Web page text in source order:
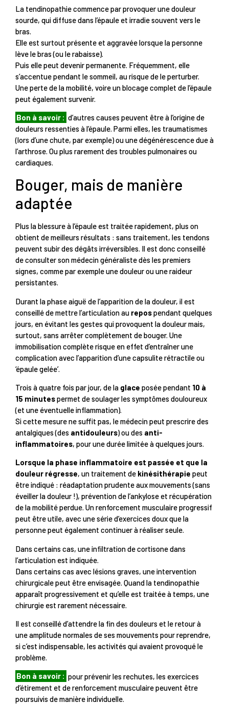
La tendinopathie commence par provoquer une douleur
sourde, qui diffuse dans l’épaule et irradie souvent vers le
bras.
Elle est surtout présente et aggravée lorsque la personne
lève le bras (ou le rabaisse).
Puis elle peut devenir permanente. Fréquemment, elle
s’accentue pendant le sommeil, au risque de le perturber.
Une perte de la mobilité, voire un blocage complet de l’épaule
peut également survenir.
Bon à savoir : d’autres causes peuvent être à l’origine de
douleurs ressenties à l’épaule. Parmi elles, les traumatismes
(lors d’une chute, par exemple) ou une dégénérescence due à
l’arthrose. Ou plus rarement des troubles pulmonaires ou
cardiaques.
Bouger, mais de manière
adaptée
Plus la blessure à l’épaule est traitée rapidement, plus on
obtient de meilleurs résultats : sans traitement, les tendons
peuvent subir des dégâts irréversibles. Il est donc conseillé
de consulter son médecin généraliste dès les premiers
signes, comme par exemple une douleur ou une raideur
persistantes.
Durant la phase aiguë de l’apparition de la douleur, il est
conseillé de mettre l’articulation au repospendant quelques
jours, en évitant les gestes qui provoquent la douleur mais,
surtout, sans arrêter complètement de bouger. Une
immobilisation complète risque en effet d’entraîner une
complication avec l’apparition d’une capsulite rétractile ou
‘épaule gelée’.
Trois à quatre fois par jour, de la glace posée pendant 10 à
15 minutespermet de soulager les symptômes douloureux
(et une éventuelle inflammation).
Si cette mesure ne suffit pas, le médecin peut prescrire des
antalgiques (des antidouleurs) ou des anti-
inflammatoires, pour une durée limitée à quelques jours.
Lorsque la phase inflammatoire est passée et que la
douleur régresse, un traitement de kinésithérapie peut
être indiqué : réadaptation prudente aux mouvements (sans
éveiller la douleur !), prévention de l’ankylose et récupération
de la mobilité perdue. Un renforcement musculaire progressif
peut être utile, avec une série d’exercices doux que la
personne peut également continuer à réaliser seule.
Dans certains cas, une infiltration de cortisone dans
l’articulation est indiquée.
Dans certains cas avec lésions graves, une intervention
chirurgicale peut être envisagée. Quand la tendinopathie
apparaît progressivement et qu’elle est traitée à temps, une
chirurgie est rarement nécessaire.
Il est conseillé d’attendre la fin des douleurs et le retour à
une amplitude normales de ses mouvements pour reprendre,
si c’est indispensable, les activités qui avaient provoqué le
problème.
Bon à savoir : pour prévenir les rechutes, les exercices
d’étirement et de renforcement musculaire peuvent être
poursuivis de manière individuelle.